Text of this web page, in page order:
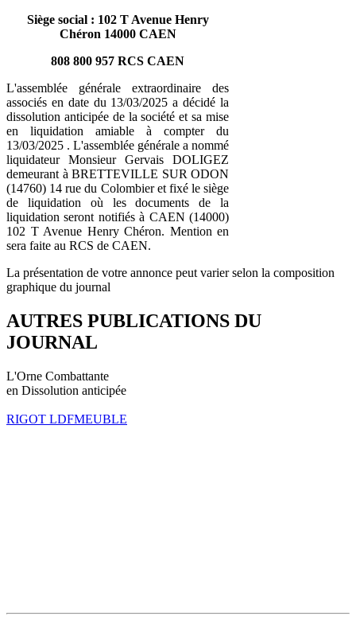
Siège social : 102 T Avenue Henry
Chéron 14000 CAEN
808 800 957 RCS CAEN
L'assemblée générale extraordinaire des
associés en date du 13/03/2025 a décidé la
dissolution anticipée de la société et sa mise
en liquidation amiable à compter du
13/03/2025 . L'assemblée générale a nommé
liquidateur Monsieur Gervais DOLIGEZ
demeurant à BRETTEVILLE SUR ODON
(14760) 14 rue du Colombier et fixé le siège
de liquidation où les documents de la
liquidation seront notifiés à CAEN (14000)
102 T Avenue Henry Chéron. Mention en
sera faite au RCS de CAEN.
La présentation de votre annonce peut varier selon la composition
graphique du journal
AUTRES PUBLICATIONS DU
JOURNAL
L'Orne Combattante
en Dissolution anticipée
RIGOT LDFMEUBLE